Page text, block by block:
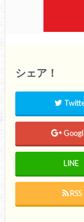
シェア！
LINE
RSS